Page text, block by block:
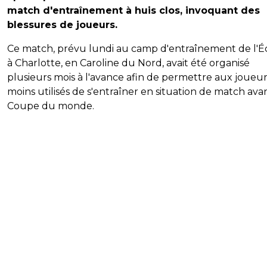
match d'entraînement à huis clos, invoquant des
blessures de joueurs.
Ce match, prévu lundi au camp d'entraînement de
à Charlotte, en Caroline du Nord, avait été organisé
plusieurs mois à l'avance afin de permettre aux
moins utilisés de s'entraîner en situation de match
Coupe du monde.